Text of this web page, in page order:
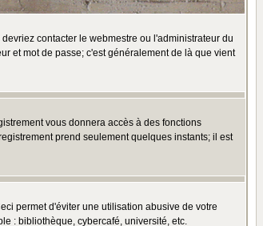
contacter le webmestre ou l'administrateur du
et mot de passe; c'est généralement de là que vient
vous donnera accès à des fonctions
prend seulement quelques instants; il est
permet d'éviter une utilisation abusive de votre
: bibliothèque, cybercafé, université, etc.